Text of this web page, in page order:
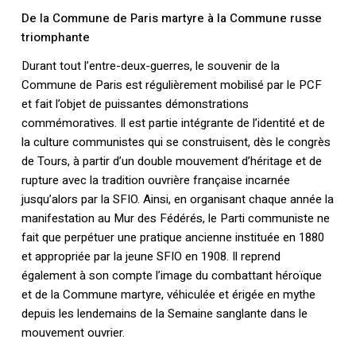
De la Commune de Paris martyre à la Commune russe
triomphante
Durant tout l’entre-deux-guerres, le souvenir de la
Commune de Paris est régulièrement mobilisé par le PCF
et fait l’objet de puissantes démonstrations
commémoratives. Il est partie intégrante de l’identité et de
la culture communistes qui se construisent, dès le congrès
de Tours, à partir d’un double mouvement d’héritage et de
rupture avec la tradition ouvrière française incarnée
jusqu’alors par la SFIO. Ainsi, en organisant chaque année la
manifestation au Mur des Fédérés, le Parti communiste ne
fait que perpétuer une pratique ancienne instituée en 1880
et appropriée par la jeune SFIO en 1908. Il reprend
également à son compte l’image du combattant héroïque
et de la Commune martyre, véhiculée et érigée en mythe
depuis les lendemains de la Semaine sanglante dans le
mouvement ouvrier.